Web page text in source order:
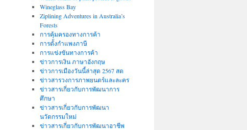
Wineglass Bay
Ziplining Adventures in Australia’s
Forests
การคุ้มครองทางการค้า
การตั้งกำแพงภาษี
การแข่งขันทางการค้า
ข่าวการเงิน ภาษาอังกฤษ
ข่าวการเมืองวันนี้ล่าสุด 2567 สด
ข่าวสารวงการภาพยนตร์และละคร
ข่าวสารเกี่ยวกับการพัฒนาการ
ศึกษา
ข่าวสารเกี่ยวกับการพัฒนา
นวัตกรรมใหม่
ข่าวสารเกี่ยวกับการพัฒนาอาชีพ